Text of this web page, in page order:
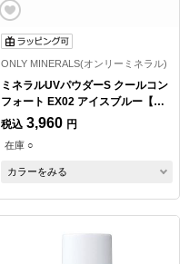
ONLY MINERALS(オンリーミネラル)
ミネラルUVパウダーS クールコン
フォート EX02 アイスブルー【数
量限定】
税込 3,960 円
在庫 ○
カラーをみる